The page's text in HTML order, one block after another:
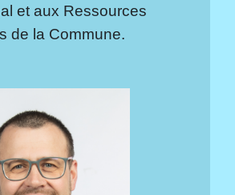
et aux Ressources
de la Commune.